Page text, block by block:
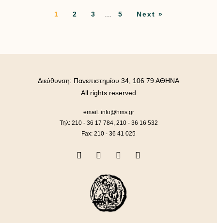
1 2 3 5 Next »
email: info@hms.gr
Τηλ: 210 - 36 17 784, 210 - 36 16 532
Fax: 210 - 36 41 025
Διεύθυνση: Πανεπιστημίου 34, 106 79 ΑΘΗΝΑ
All rights reserved